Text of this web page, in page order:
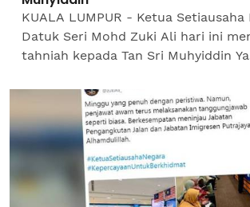
KUALA LUMPUR - Ketua Setiausaha
Datuk Seri Mohd Zuki Ali hari ini
tahniah kepada Tan Sri Muhyiddin
kelapan. Beliau berkata,...